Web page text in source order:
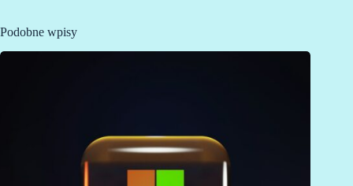
Podobne wpisy